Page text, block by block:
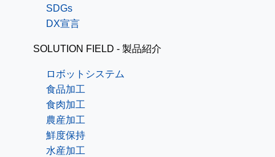
SDGs
DX宣言
SOLUTION FIELD - 製品紹介
ロボットシステム
食品加工
食肉加工
農産加工
鮮度保持
水産加工